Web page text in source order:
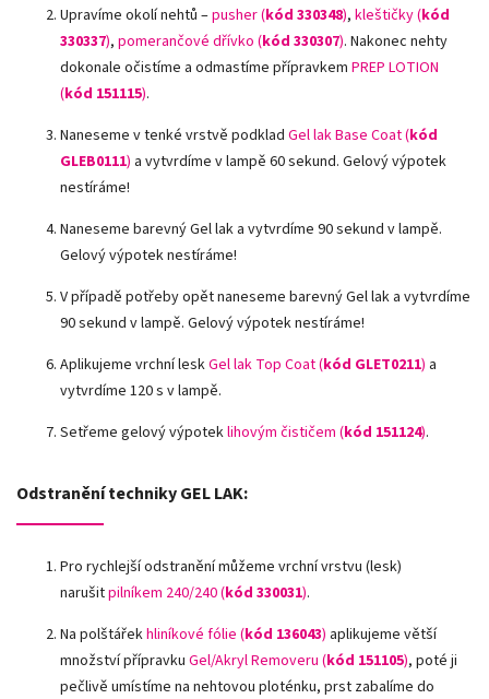
Upravíme okolí nehtů –pusher (kód 330348), kleštičky (kód
330337), pomerančové dřívko (kód 330307). Nakonec nehty
dokonale očistíme a odmastíme přípravkem PREP LOTION
(kód 151115).
Naneseme v tenké vrstvě podklad Gel lak Base Coat (kód
GLEB0111) a vytvrdíme v lampě 60 sekund. Gelový výpotek
nestíráme!
Naneseme barevný Gel lak a vytvrdíme 90 sekund v lampě.
Gelový výpotek nestíráme!
V případě potřeby opět naneseme barevný Gel lak a vytvrdíme
90 sekund v lampě. Gelový výpotek nestíráme!
Aplikujeme vrchní leskGel lak Top Coat (kód GLET0211) a
vytvrdíme 120 s v lampě.
Setřeme gelový výpoteklihovým čističem (kód 151124).
Odstranění techniky GEL LAK:
Pro rychlejší odstranění můžeme vrchní vrstvu (lesk)
narušitpilníkem 240/240 (kód 330031).
Na polštářekhliníkové fólie (kód 136043) aplikujeme větší
množství přípravku Gel/Akryl Removeru (kód 151105), poté ji
pečlivě umístíme na nehtovou ploténku, prst zabalíme do